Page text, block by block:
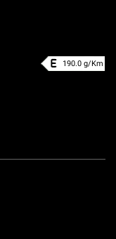
190.0 g/Km